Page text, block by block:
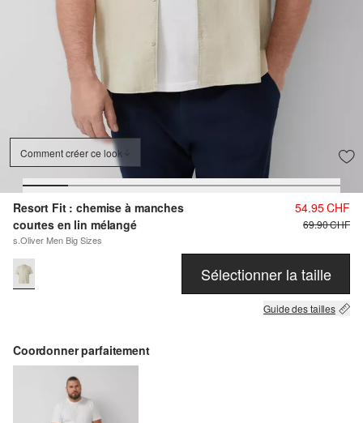
Comment créer ce look
Resort Fit : chemise à manches
courtes en lin mélangé
s.Oliver Men Big Sizes
54.95 CHF
69.90 CHF
Sélectionner la taille
Guide des tailles
Coordonner parfaitement